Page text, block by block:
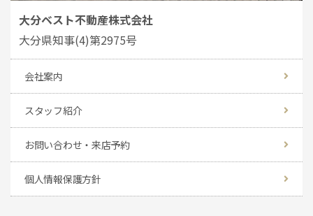
大分ベスト不動産株式会社
大分県知事(4)第2975号
会社案内
スタッフ紹介
お問い合わせ・来店予約
個人情報保護方針